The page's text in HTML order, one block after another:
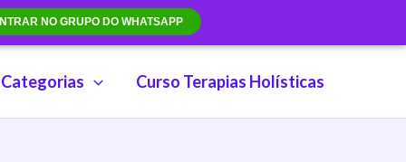
NO GRUPO DO WHATSAPP
Categorias Curso Terapias Holísticas